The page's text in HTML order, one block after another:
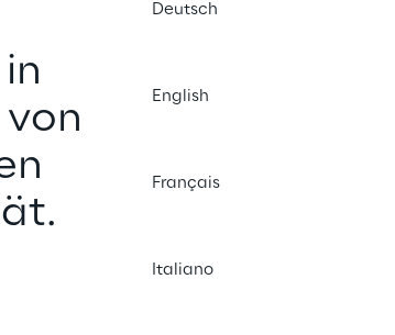
Deutsch
English
Français
Italiano